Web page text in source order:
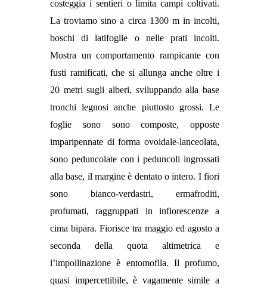
costeggia i sentieri o limita campi coltivati.
La troviamo sino a circa 1300 m in incolti,
boschi di latifoglie o nelle prati incolti.
Mostra un comportamento rampicante con
fusti ramificati, che si allunga anche oltre i
20 metri sugli alberi, sviluppando alla base
tronchi legnosi anche piuttosto grossi. Le
foglie sono sono composte, opposte
imparipennate di forma ovoidale-lanceolata,
sono peduncolate con i peduncoli ingrossati
alla base, il margine è dentato o intero. I fiori
sono
bianco-verdastri, ermafroditi,
profumati, raggruppati in infiorescenze a
cima bipara. Fiorisce tra maggio ed agosto a
seconda della quota altimetrica e
l’impollinazione è entomofila. Il profumo,
quasi impercettibile, è vagamente simile a